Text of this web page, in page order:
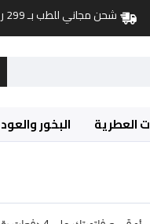
شحن مجاني للطب بـ 299 ريال فأكثر
العطرية البخور والعود